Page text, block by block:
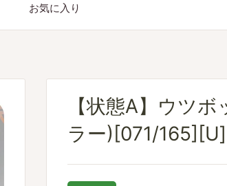
お気に入り
【状態A】ウツ
ラー)[071/